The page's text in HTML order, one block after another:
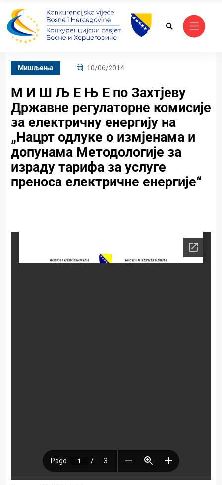
Mишљења 10/06/2014
М И Ш Љ Е Њ Е по Захтјеву
Државне регулаторне комисије
за електричну енергију на
„Нацрт одлуке о измјенама и
допунама Методологије за
израду тарифа за услуге
преноса електричне енергије“